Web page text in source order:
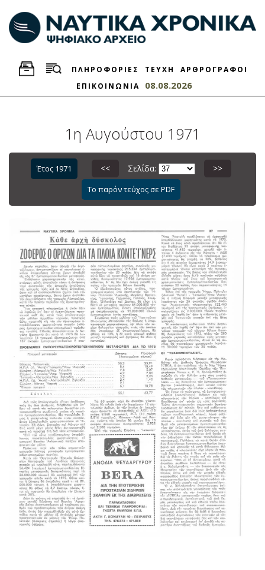
ΠΛΗΡΟΦΟΡΙΕΣ ΤΕΥΧΗ
ΑΡΘΡΟΓΡΑΦΟΙ
ΕΠΙΚΟΙΝΩΝΙΑ
08.08.2026
1η Αυγούστου 1971
Έτος 1971 << Σελίδα: >>
Το παρόν τεύχος σε PDF